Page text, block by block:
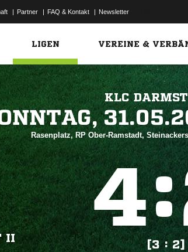
| Partner | FAQ & Kontakt | Newsletter
LIGEN VEREINE &
KLC
Rasenplatz, RP Ober-Ramstadt,
II
:
[3 : 2]